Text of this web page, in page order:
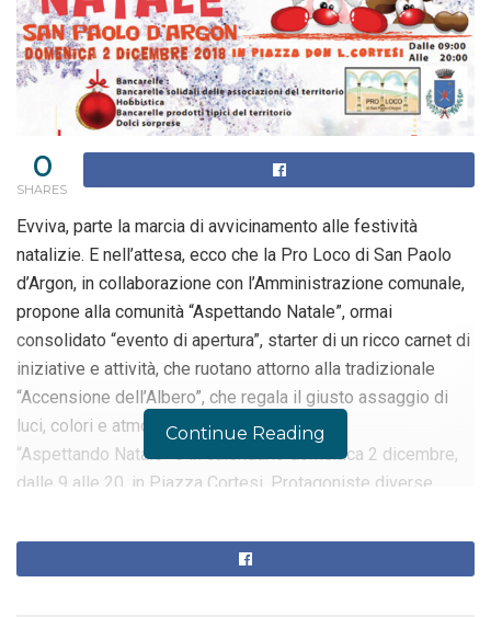
0
SHARES
Evviva, parte la marcia di avvicinamento alle festività
natalizie. E nell’attesa, ecco che la Pro Loco di San Paolo
d’Argon, in collaborazione con l’Amministrazione comunale,
propone alla comunità “Aspettando Natale”, ormai
consolidato “evento di apertura”, starter di un ricco carnet di
iniziative e attività, che ruotano attorno alla tradizionale
“Accensione dell’Albero”, che regala il giusto assaggio di
luci, colori e atmosfere natalizie.
“Aspettando Natale” è in calendario domenica 2 dicembre,
dalle 9 alle 20, in Piazza Cortesi. Protagoniste diverse
coordinate, come detto, dalla Pro Loco di San Paolo
d’Argon, capitanata da Marcello Spreafico.
Continue Reading